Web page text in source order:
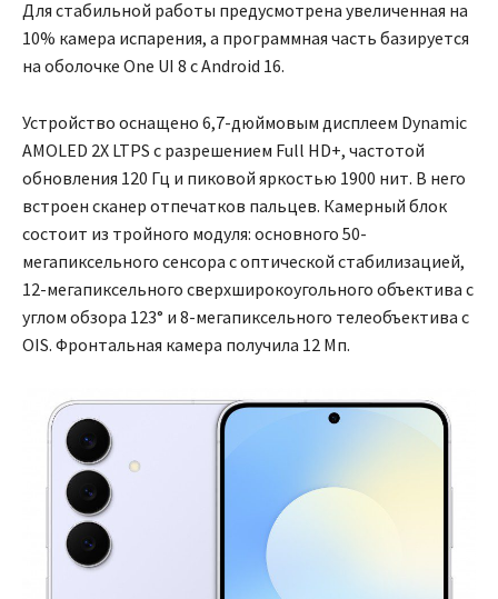
Для стабильной работы предусмотрена увеличенная на
10% камера испарения, а программная часть базируется
на оболочке One UI 8 с Android 16.
Устройство оснащено 6,7-дюймовым дисплеем Dynamic
AMOLED 2X LTPS с разрешением Full HD+, частотой
обновления 120 Гц и пиковой яркостью 1900 нит. В него
встроен сканер отпечатков пальцев. Камерный блок
состоит из тройного модуля: основного 50-
мегапиксельного сенсора с оптической стабилизацией,
12-мегапиксельного сверхширокоугольного объектива с
углом обзора 123° и 8-мегапиксельного телеобъектива с
OIS. Фронтальная камера получила 12 Мп.